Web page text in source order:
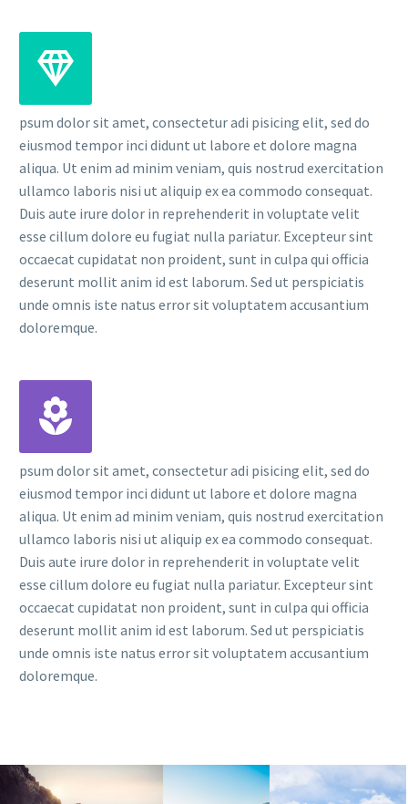
psum dolor sit amet, consectetur adi pisicing elit, sed do
eiusmod tempor inci didunt ut labore et dolore magna
aliqua. Ut enim ad minim veniam, quis nostrud exercitation
ullamco laboris nisi ut aliquip ex ea commodo consequat.
Duis aute irure dolor in reprehenderit in voluptate velit
esse cillum dolore eu fugiat nulla pariatur. Excepteur sint
occaecat cupidatat non proident, sunt in culpa qui officia
deserunt mollit anim id est laborum. Sed ut perspiciatis
unde omnis iste natus error sit voluptatem accusantium
doloremque.
psum dolor sit amet, consectetur adi pisicing elit, sed do
eiusmod tempor inci didunt ut labore et dolore magna
aliqua. Ut enim ad minim veniam, quis nostrud exercitation
ullamco laboris nisi ut aliquip ex ea commodo consequat.
Duis aute irure dolor in reprehenderit in voluptate velit
esse cillum dolore eu fugiat nulla pariatur. Excepteur sint
occaecat cupidatat non proident, sunt in culpa qui officia
deserunt mollit anim id est laborum. Sed ut perspiciatis
unde omnis iste natus error sit voluptatem accusantium
doloremque.